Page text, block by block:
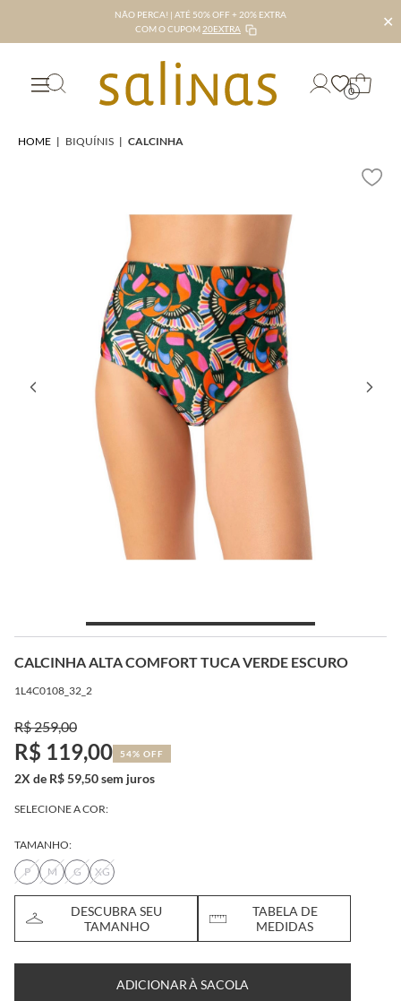
NÃO PERCA! | ATÉ 50% OFF + 20% EXTRA
COM O CUPOM 20EXTRA ✕
0
HOME | BIQUÍNIS | CALCINHA
CALCINHA ALTA COMFORT TUCA VERDE ESCURO
1L4C0108_32_2
R$ 259,00
R$ 119,00 54% OFF
2X de R$ 59,50 sem juros
SELECIONE A COR:
TAMANHO:
P
M G XG
DESCUBRA SEU
TAMANHO
TABELA DE
MEDIDAS
ADICIONAR À SACOLA